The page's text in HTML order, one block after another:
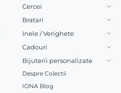
Cercei
Bratari
Inele / Verighete
Cadouri
Bijuterii personalizate
Despre Colectii
IONA Blog